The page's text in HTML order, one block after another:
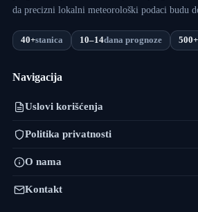
da precizni lokalni meteorološki podaci budu
40+stanica 10–14dana prognoze 500+
Navigacija
Uslovi korišćenja
Politika privatnosti
O nama
Kontakt